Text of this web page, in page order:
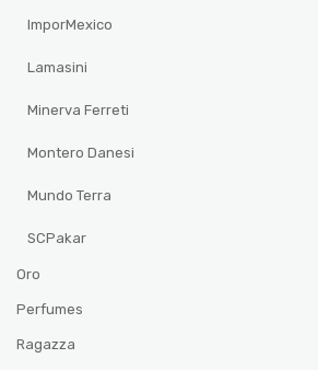
ImporMexico
Lamasini
Minerva Ferreti
Montero Danesi
Mundo Terra
SCPakar
Oro
Perfumes
Ragazza